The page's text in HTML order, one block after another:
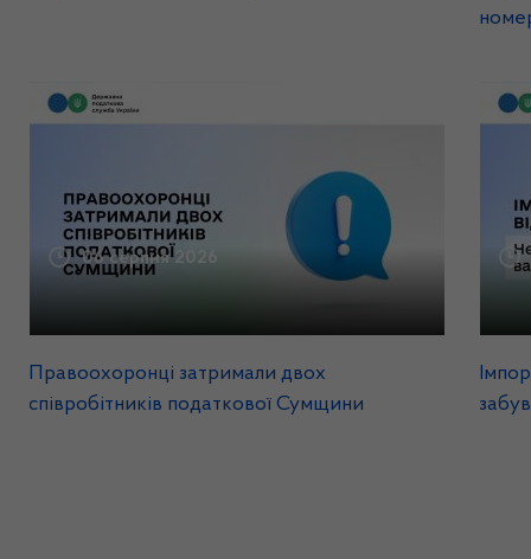
06 серпня 2026
Правоохоронці затримали двох
співробітників податкової Сумщини